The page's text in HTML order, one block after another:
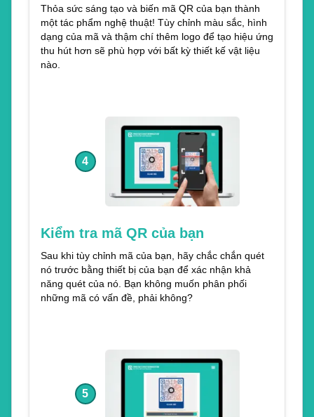
Thỏa sức sáng tạo và biến mã QR của bạn thành
một tác phẩm nghệ thuật! Tùy chỉnh màu sắc, hình
dạng của mã và thậm chí thêm logo để tạo hiệu ứng
thu hút hơn sẽ phù hợp với bất kỳ thiết kế vật liệu
nào.
4
Kiểm tra mã QR của bạn
Sau khi tùy chỉnh mã của bạn, hãy chắc chắn quét
nó trước bằng thiết bị của bạn để xác nhận khả
năng quét của nó. Bạn không muốn phân phối
những mã có vấn đề, phải không?
5